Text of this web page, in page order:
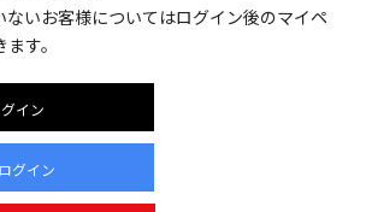
いお客様についてはログイン後のマイペ
す。
イン
グイン